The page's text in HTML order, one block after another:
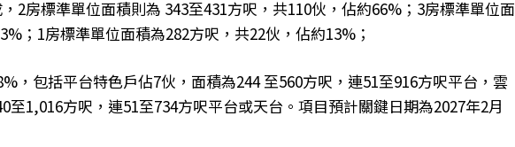
2房標準單位面積則為 343至431方呎，共110伙，佔約66%；3房標準單位面
；1房標準單位面積為282方呎，共22伙，佔約13%；
，包括平台特色戶佔7伙，面積為244 至560方呎，連51至916方呎平台，雲
至1,016方呎，連51至734方呎平台或天台。項目預計關鍵日期為2027年2月